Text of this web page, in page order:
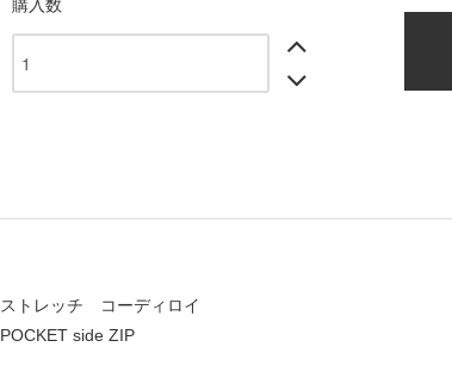
購入数
ストレッチ コーディロイ
POCKET side ZIP